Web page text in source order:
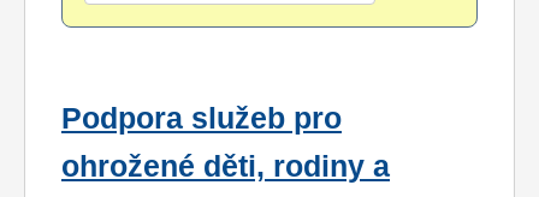
Podpora služeb pro
ohrožené děti, rodiny a